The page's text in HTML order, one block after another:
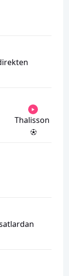
Thalisson